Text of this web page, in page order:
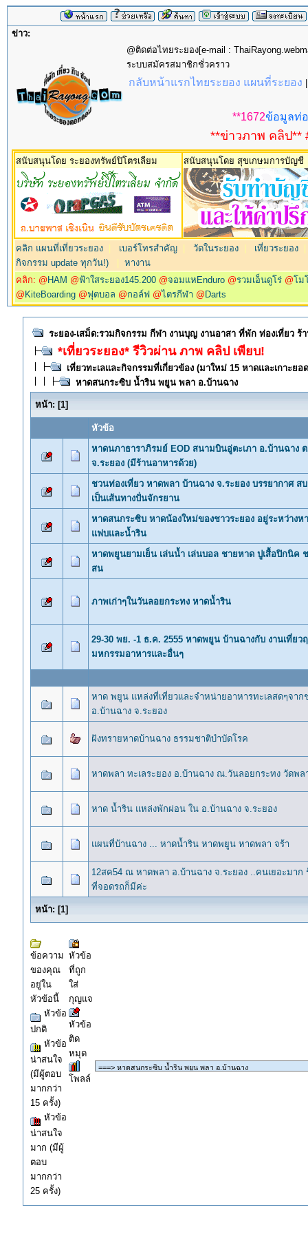
ข่าว:
@ติดต่อไทยระยอง[e-mail :
ระบบสมัครสมาชิกชั่วคราว
กลับหน้าแรกไทยระยอง แผนที่ระยอง
**1672ข้อมูลท่
**ข่าวภาพ คลิป**
สนับสนุนโดย ระยองทรัพย์ปิโตรเลียม สนับสนุนโดย สุขเกษมการบัญชี
คลิก แผนที่เที่ยวระยอง เบอร์โทรสำคัญ วัดในระยอง เที่ยวระยอง
กิจกรรม update ทุกวัน!) |หางาน
คลิก: @ HAM @ฟ้าใสระยอง145.200 @จอมแหEnduro @รวมเอ็นดูโร่ @โม
@ KiteBoarding @ฟุตบอล @กอล์ฟ @ไตรกีฬา @ Darts
ระยอง-เสม็ด:รวมกิจกรรม กีฬา งานบุญ งานอาสา ที่พัก ท่องเที่ยว ร้
*เที่ยวระยอง* รีวิวผ่าน ภาพ คลิป เพียบ!
เที่ยวทะเลและกิจกรรมที่เกี่ยวข้อง (มาใหม่ 15 หาดและเกาะย
หาดสนกระซิบ น้ำริน พยูน พลา อ.บ้านฉาง
หน้า: [1]
หัวข้อ
หาดนภาธาราภิรมย์ EOD สนามบินอู่ตะเภา อ.บ้านฉาง
จ.ระยอง (มีร้านอาหารด้วย)
ชวนท่องเที่ยว หาดพลา บ้านฉาง จ.ระยอง บรรยากาศ ส
เป็นเส้นทางปั่นจักรยาน
หาดสนกระซิบ หาดน้องใหม่ของชาวระยอง อยู่ระหว่างห
แฟบและน้ำริน
หาดพยูนยามเย็น เล่นน้ำ เล่นบอล ชายหาด ปูเสื้อปิกนิค
สน
ภาพเก่าๆในวันลอยกระทง หาดน้ำริน
29-30 พย. -1 ธ.ค. 2555 หาดพยูน บ้านฉางกับ งานเที่ยว
มหกรรมอาหารและอื่นๆ
หาด พยูน แหล่งที่เที่ยวและจำหน่ายอาหารทะเลสดๆจาก
อ.บ้านฉาง จ.ระยอง
ฝังทรายหาดบ้านฉาง ธรรมชาติบำบัดโรค
หาดพลา ทะเลระยอง อ.บ้านฉาง ณ.วันลอยกระทง วัดพล
หาด น้ำริน แหล่งพักผ่อน ใน อ.บ้านฉาง จ.ระยอง
แผนที่บ้านฉาง ... หาดน้ำริน หาดพยูน หาดพลา จร้า
12สค54 ณ หาดพลา อ.บ้านฉาง จ.ระยอง ..คนเยอะมาก
ที่จอดรถก็มีค่ะ
หน้า: [1]
ข้อความ
ของคุณ
อยู่ใน
หัวข้อนี้
หัวข้อ
ปกติ
หัวข้อ
น่าสนใจ
(มีผู้ตอบ
มากกว่า
15 ครั้ง)
หัวข้อ
น่าสนใจ
มาก (มีผู้
ตอบ
มากกว่า
25 ครั้ง)
หัวข้อ
ที่ถูก
ใส่
กุญแจ
หัวข้อ
ติด
หมุด
โพลล์